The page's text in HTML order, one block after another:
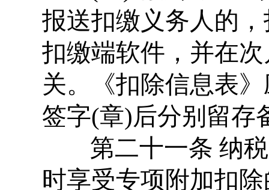
报送扣缴义务人的
扣缴端软件，并在
关。《扣除信息表
签字(章)后分别留存
第二十一条 纳
时享受专项附加扣